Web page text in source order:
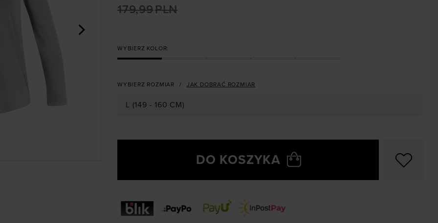
179,99PLN
WYBIERZ KOLOR:
WYBIERZ ROZMIAR JAK DOBRAĆ ROZMIAR
L (149 - 160 CM)
DO KOSZYKA